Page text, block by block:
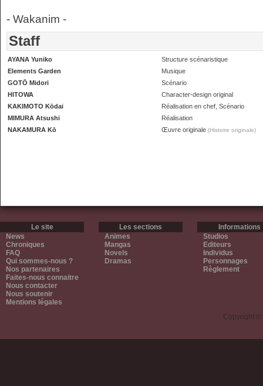
- Wakanim -
Staff
AYANA Yuniko
Structure scénaristique
Elements Garden
Musique
GOTŌ Midori
Scénario
HITOWA
Character-design original
KAKIMOTO Kōdai
Réalisation en chef, Scénario
MIMURA Atsushi
Réalisation
NAKAMURA Kō
Œuvre originale (Histoire originale)
Le site
News
Chroniques
FAQ
Qui sommes-nous ?
Nos partenaires
Faites-nous connaitre
Nous contacter
Nous soutenir
Mentions légales
Les sections
Animes
Mangas
Novels
Dramas
Informations
Studios
Editeurs
Individus
Personnages
Règlement
Copyright ©